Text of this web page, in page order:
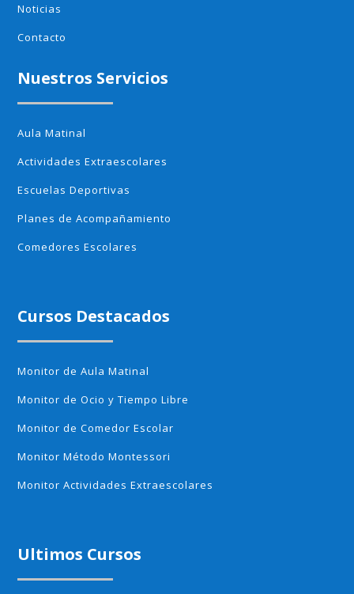
Noticias
Contacto
Nuestros Servicios
Aula Matinal
Actividades Extraescolares
Escuelas Deportivas
Planes de Acompañamiento
Comedores Escolares
Cursos Destacados
Monitor de Aula Matinal
Monitor de Ocio y Tiempo Libre
Monitor de Comedor Escolar
Monitor Método Montessori
Monitor Actividades Extraescolares
Ultimos Cursos